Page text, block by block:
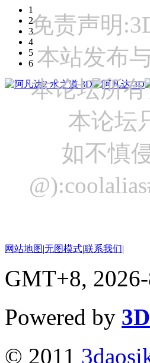
1
2
3
4
5
6
免责声明
本站发布
本论坛所
本论坛
如不慎
网站地图|无图模式|联系我们|
GMT+8,
Powered by
© 2011